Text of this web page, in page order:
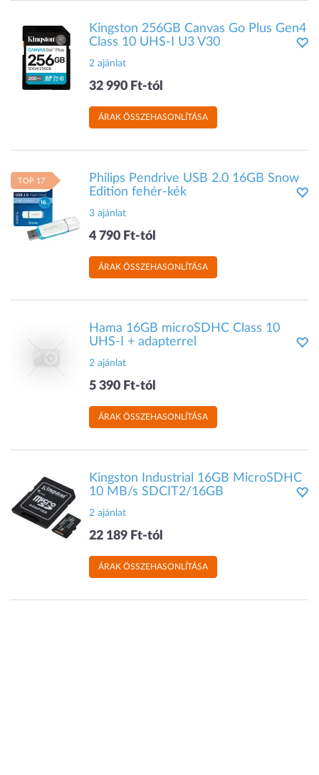
Kingston 256GB Canvas Go Plus Gen4
Class 10 UHS-I U3 V30
2 ajánlat
32 990 Ft-tól
ÁRAK ÖSSZEHASONLÍTÁSA
TOP 17
Philips Pendrive USB 2.0 16GB Snow
Edition fehér-kék
3 ajánlat
4 790 Ft-tól
ÁRAK ÖSSZEHASONLÍTÁSA
Hama 16GB microSDHC Class 10
UHS-I + adapterrel
2 ajánlat
5 390 Ft-tól
ÁRAK ÖSSZEHASONLÍTÁSA
Kingston Industrial 16GB MicroSDHC
10 MB/s SDCIT2/16GB
2 ajánlat
22 189 Ft-tól
ÁRAK ÖSSZEHASONLÍTÁSA